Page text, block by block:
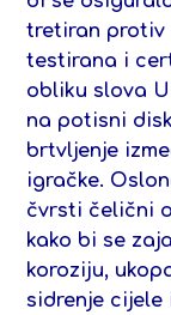
tretiran protiv
testirana i
obliku slova
na potisni
brtvljenje
igračke.
čvrsti čelični
kako bi se
koroziju,
sidrenje cijele